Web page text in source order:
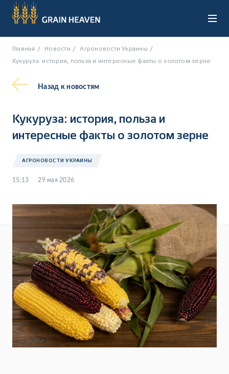
Главная Новости Агроновости Украины
Кукуруза: история, польза и интересные факты о золотом зерне
Назад к новостям
Кукуруза: история, польза и
интересные факты о золотом зерне
АГРОНОВОСТИ УКРАИНЫ
15:13 29 мая 2026